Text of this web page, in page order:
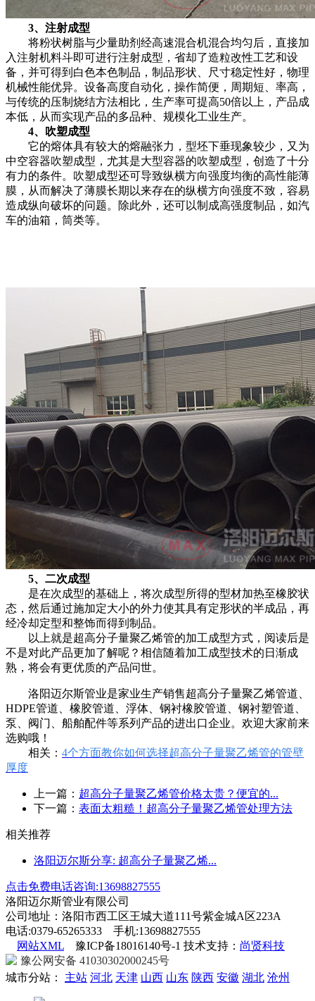
3、注射成型
将粉状树脂与少量助剂经高速混合机混合均匀后，直接加
入注射机料斗即可进行注射成型，省却了造粒改性工艺和设
备，并可得到白色本色制品，制品形状、尺寸稳定性好，物理
机械性能优异。设备高度自动化，操作简便，周期短、率高，
与传统的压制烧结方法相比，生产率可提高50倍以上，产品成
本低，从而实现产品的多品种、规模化工业生产。
4、吹塑成型
它的熔体具有较大的熔融张力，型坯下垂现象较少，又为
中空容器吹塑成型，尤其是大型容器的吹塑成型，创造了十分
有力的条件。吹塑成型还可导致纵横方向强度均衡的高性能薄
膜，从而解决了薄膜长期以来存在的纵横方向强度不致，容易
造成纵向破坏的问题。除此外，还可以制成高强度制品，如汽
车的油箱，筒类等。
5、二次成型
是在次成型的基础上，将次成型所得的型材加热至橡胶状
态，然后通过施加定大小的外力使其具有定形状的半成品，再
经冷却定型和整饰而得到制品。
以上就是超高分子量聚乙烯管的加工成型方式，阅读后是
不是对此产品更加了解呢？相信随着加工成型技术的日渐成
熟，将会有更优质的产品问世。
洛阳迈尔斯管业是家业生产销售超高分子量聚乙烯管道、
HDPE管道、橡胶管道、浮体、钢衬橡胶管道、钢衬塑管道、
泵、阀门、船舶配件等系列产品的进出口企业。欢迎大家前来
选购哦！
相关： 4个方面教你如何选择超高分子量聚乙烯管的管壁
厚度
上一篇： 超高分子量聚乙烯管价格太贵？便宜的...
下一篇： 表面太粗糙！超高分子量聚乙烯管处理方法
相关推荐
洛阳迈尔斯分享: 超高分子量聚乙烯...
点击免费电话咨询:13698827555
洛阳迈尔斯管业有限公司
公司地址：洛阳市西工区王城大道111号紫金城A区223A
电话:0379-65265333 手机:13698827555
网站XML 豫ICP备18016140号-1 技术支持： 尚贤科技
豫公网安备 41030302000245号
城市分站：
主站 河北 天津 山西 山东 陕西 安徽 湖北 沧州